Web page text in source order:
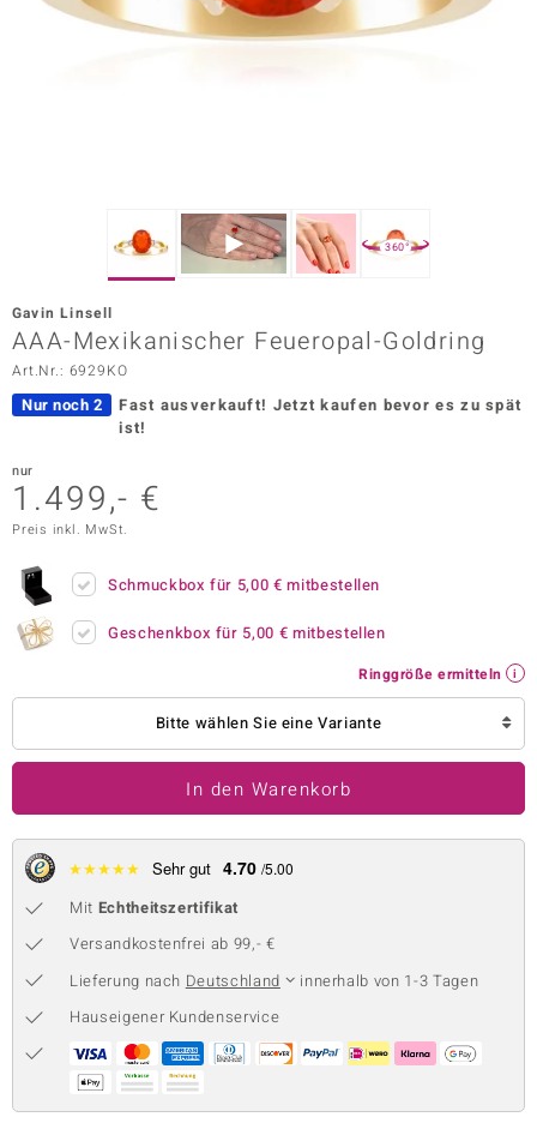
Vogue
BY DE MELO
Collection
360°
Gavin Linsell
AAA-Mexikanischer Feueropal-Goldring
Art.Nr.: 6929KO
Nur noch 2 Fast ausverkauft! Jetzt kaufen bevor es zu spät
ist!
nur
1.499,- €
Preis inkl. MwSt.
Schmuckbox für 5,00 € mitbestellen
Geschenkbox für 5,00 € mitbestellen
Ringgröße ermitteln
Bitte wählen Sie eine Variante
In den Warenkorb
★★★★★ Sehr gut 4.70 /5.00
Mit Echtheitszertifikat
Versandkostenfrei ab 99,- €
Lieferung nach Deutschland
innerhalb von 1-3 Tagen
Hauseigener Kundenservice